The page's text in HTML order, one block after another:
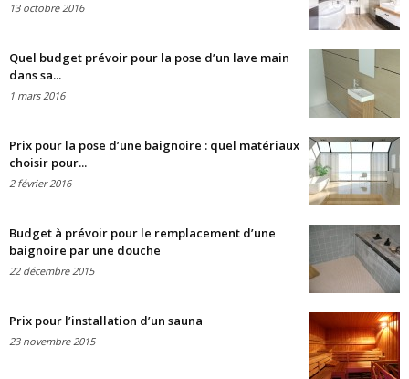
13 octobre 2016
Quel budget prévoir pour la pose d’un lave main
dans sa...
1 mars 2016
Prix pour la pose d’une baignoire : quel matériaux
choisir pour...
2 février 2016
Budget à prévoir pour le remplacement d’une
baignoire par une douche
22 décembre 2015
Prix pour l’installation d’un sauna
23 novembre 2015